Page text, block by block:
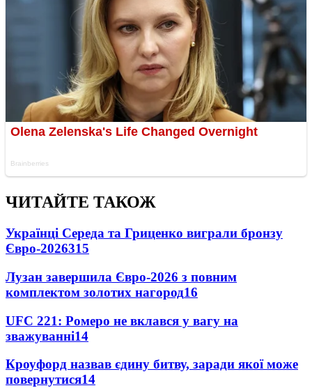
ЧИТАЙТЕ ТАКОЖ
Українці Середа та Гриценко виграли бронзу
Євро-2026315
Лузан завершила Євро-2026 з повним
комплектом золотих нагород16
UFC 221: Ромеро не вклався у вагу на
зважуванні14
Кроуфорд назвав єдину битву, заради якої може
повернутися14